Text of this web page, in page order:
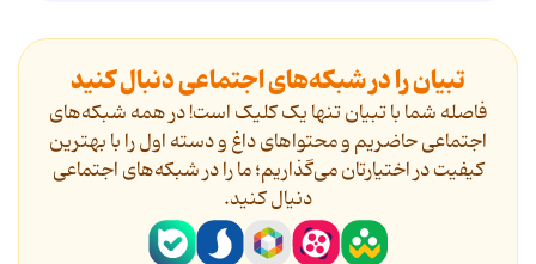
تبیان را در شبکه‌های اجتماعی دنبال کنید
فاصله شما با تبیان تنها یک کلیک است! در همه شبکه‌های
اجتماعی حاضریم و محتواهای داغ و دسته اول را با بهترین
کیفیت در اختیارتان می‌گذاریم؛ ما را در شبکه‌های اجتماعی
دنیال کنید.